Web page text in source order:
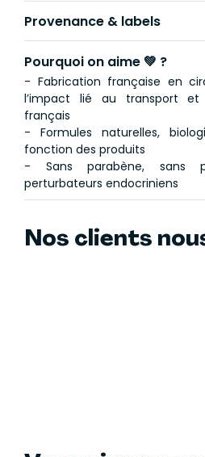
Sans perturbateur endocrinien
Sans pétrochimie
Sans sulfate
Sans phtalate
Sans parabène
Conçue à Lyon. Fabriquée en
Provenance & labels
Pourquoi on aime 💚 ?
- Fabrication française en
l’impact lié au transport et
français
- Formules naturelles,
fonction des produits
- Sans parabène, sans
perturbateurs endocriniens
Nos clients